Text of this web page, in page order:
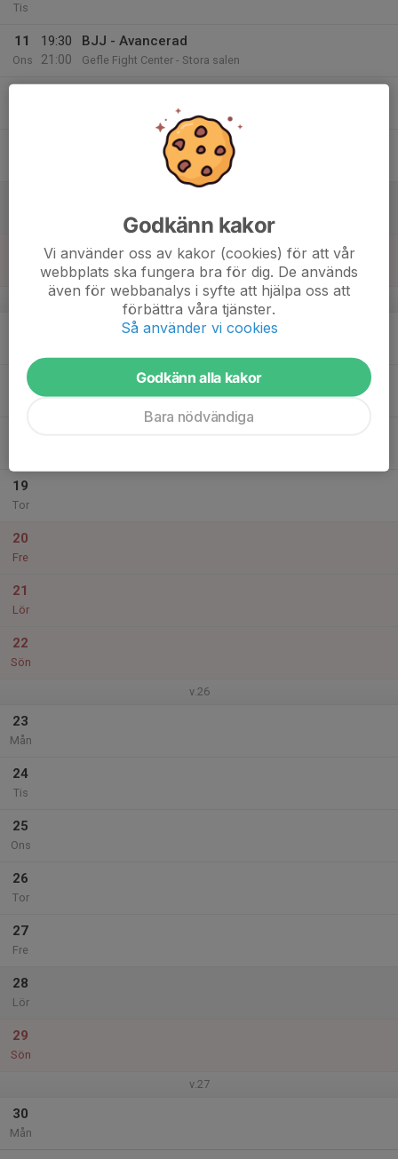
Tis
11
Ons
19:30
21:00
BJJ - Avancerad
Gefle Fight Center - Stora salen
v.25
17
19
Tor
20
Fre
21
Lör
22
Sön
v.26
23
Mån
24
Tis
25
Ons
26
Tor
27
Fre
28
Lör
29
Sön
v.27
30
Mån
Godkänn kakor
Vi använder oss av kakor (cookies) för att vår
webbplats ska fungera bra för dig. De används
även för webbanalys i syfte att hjälpa oss att
förbättra våra tjänster.
Så använder vi cookies
Godkänn alla kakor
Bara nödvändiga